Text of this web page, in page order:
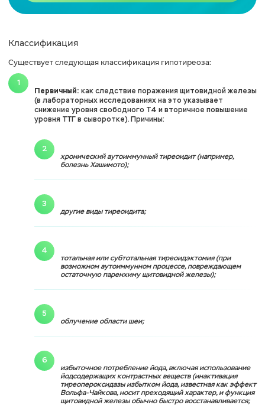
Классификация
Существует следующая классификация гипотиреоза:
Первичный: как следствие поражения щитовидной железы
(в лабораторных исследованиях на это указывает
снижение уровня свободного T4 и вторичное повышение
уровня ТТГ в сыворотке). Причины:
хронический аутоиммунный тиреоидит (например,
болезнь Хашимото);
другие виды тиреоидита;
тотальная или субтотальная тиреоидэктомия (при
возможном аутоиммунном процессе, повреждающем
остаточную паренхиму щитовидной железы);
облучение области шеи;
избыточное потребление йода, включая использование
йодсодержащих контрастных веществ (инактивация
тиреопероксидазы избытком йода, известная как эффект
Вольфа-Чайкова, носит преходящий характер, и функция
щитовидной железы обычно быстро восстанавливается;